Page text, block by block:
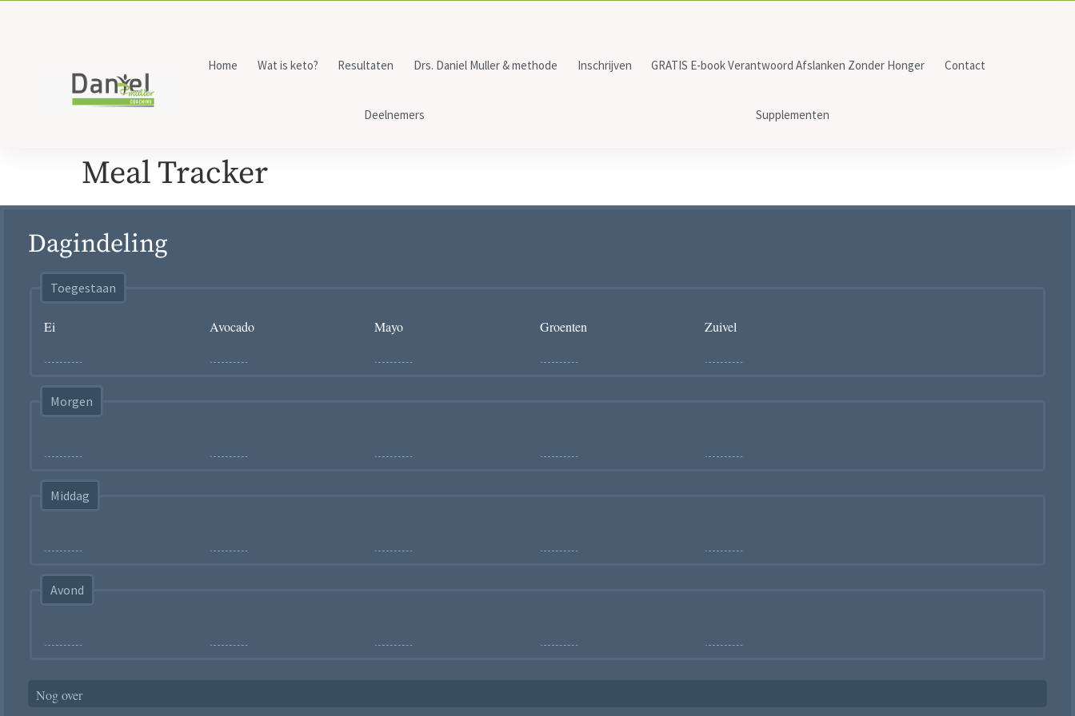
Home Wat is keto? Resultaten Drs. Daniel Muller & methode Inschrijven GRATIS E-book Verantwoord Afslanken Zonder Honger Contact
Deelnemers Supplementen
Meal Tracker
Dagindeling
Toegestaan
Ei Avocado Mayo Groenten Zuivel
Morgen
Middag
Avond
Nog over